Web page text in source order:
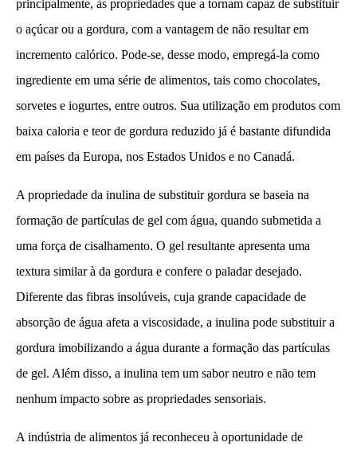
principalmente, às propriedades que a tornam capaz de substituir
o açúcar ou a gordura, com a vantagem de não resultar em
incremento calórico. Pode-se, desse modo, empregá-la como
ingrediente em uma série de alimentos, tais como chocolates,
sorvetes e iogurtes, entre outros. Sua utilização em produtos com
baixa caloria e teor de gordura reduzido já é bastante difundida
em países da Europa, nos Estados Unidos e no Canadá.
A propriedade da inulina de substituir gordura se baseia na
formação de partículas de gel com água, quando submetida a
uma força de cisalhamento. O gel resultante apresenta uma
textura similar à da gordura e confere o paladar desejado.
Diferente das fibras insolúveis, cuja grande capacidade de
absorção de água afeta a viscosidade, a inulina pode substituir a
gordura imobilizando a água durante a formação das partículas
de gel. Além disso, a inulina tem um sabor neutro e não tem
nenhum impacto sobre as propriedades sensoriais.
A indústria de alimentos já reconheceu à oportunidade de